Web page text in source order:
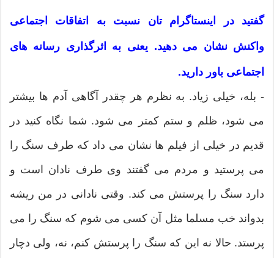
گفتید در اینستاگرام تان نسبت به اتفاقات اجتماعی
واکنش نشان می دهید. یعنی به اثرگذاری رسانه های
اجتماعی باور دارید.
- بله، خیلی زیاد. به نظرم هر چقدر آگاهی آدم ها بیشتر
می شود، ظلم و ستم کمتر می شود. شما نگاه کنید در
قدیم در خیلی از فیلم ها نشان می داد که طرف سنگ را
می پرستید و مردم می گفتند وی طرف نادان است و
دارد سنگ را پرستش می کند. وقتی نادانی در من ریشه
بدواند خب مسلما مثل آن کسی می شوم که سنگ را می
پرستد. حالا نه این که سنگ را پرستش کنم، نه، ولی دچار